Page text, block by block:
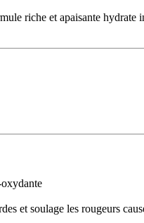
riche et apaisante hydrate
et soulage les rougeurs